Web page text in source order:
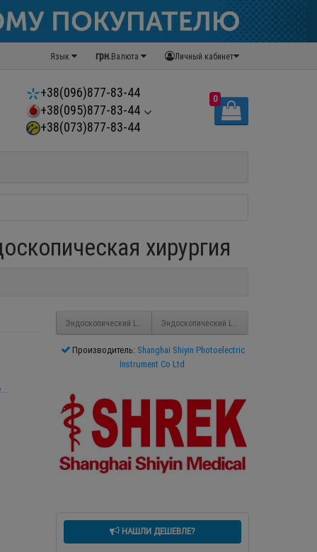
Личный кабинет
грн.Валюта
Язык
+38(096)877-83-44
+38(095)877-83-44
+38(073)877-83-44
0
хирургия
Эндоскопический LED-осветитель SHREK SY-GW800L
Эндоскопический LED-осветитель SHREK
Производитель: Shanghai Shiyin Photoelectric
Instrument Co Ltd
НАШЛИ ДЕШЕВЛЕ?